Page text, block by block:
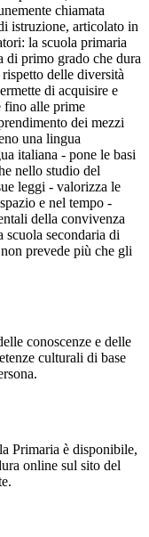
chiamata
istruzione, articolato in
la scuola primaria
di primo grado che dura
delle diversità
di acquisire e
fino alle prime
dei mezzi
una lingua
italiana - pone le basi
nello studio del
leggi - valorizza le
e nel tempo -
della convivenza
secondaria di
prevede più che gli
conoscenze e delle
culturali di base
Primaria è disponibile,
online sul sito del